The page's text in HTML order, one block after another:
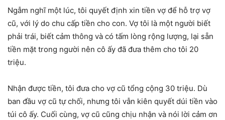
Ngẫm nghĩ một lúc, tôi quyết định xin tiền vợ để hỗ trợ vợ
cũ, với lý do chu cấp tiền cho con. Vợ tôi là một người biết
phải trái, biết cảm thông và có tấm lòng rộng lượng, lại sẵn
tiền mặt trong người nên cô ấy đã đưa thêm cho tôi 20
triệu.
Nhận được tiền, tôi đưa cho vợ cũ tổng cộng 30 triệu. Dù
ban đầu vợ cũ tự chối, nhưng tôi vẫn kiên quyết dúi tiền vào
túi cô ấy. Cuối cùng, vợ cũ cũng chịu nhận và nói lời cảm ơn